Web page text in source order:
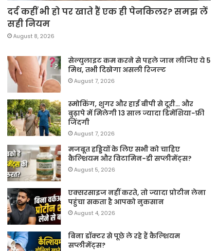
दर्द कहीं भी हो पर खाते हैं एक ही पेनकिलर? समझ लें
सही नियम
August 8, 2026
सेल्युलाइट कम करने से पहले जान लीजिए ये 5
मिथ, तभी दिखेगा असली रिजल्ट
August 7, 2026
स्मोकिंग, शुगर और हाई बीपी से दूरी… और
बुढ़ापे में मिलेगी 13 साल ज्यादा डिमेंशिया-फ्री
जिंदगी
August 7, 2026
मजबूत हड्डियों के लिए सभी को चाहिए
कैल्शियम और विटामिन-डी सप्लीमेंट्स?
August 5, 2026
एक्सरसाइज नहीं करते, तो ज्यादा प्रोटीन लेना
पहुंचा सकता है आपको नुकसान
August 4, 2026
बिना डॉक्टर से पूछे ले रहे हैं कैल्शियम
सप्लीमेंट्स?